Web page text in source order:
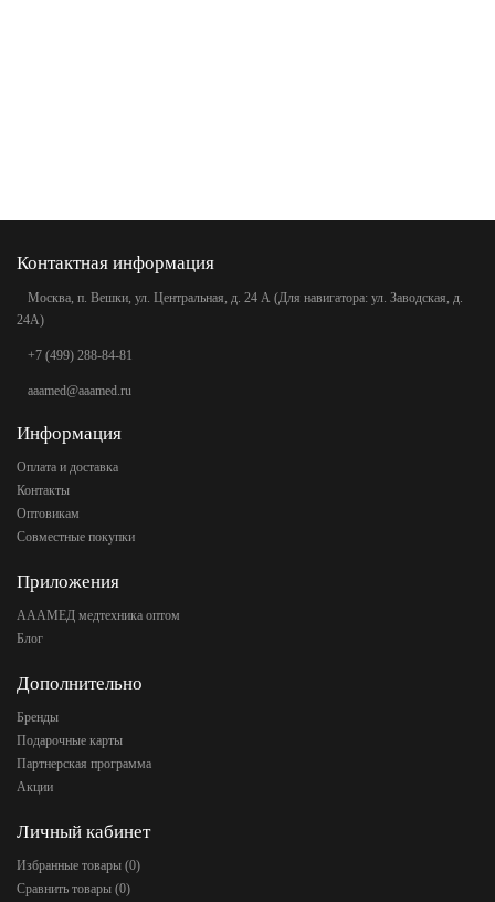
Контактная информация
Москва, п. Вешки, ул. Центральная, д. 24 А (Для навигатора: ул. Заводская, д.
24А)
+7 (499) 288-84-81
aaamed@aaamed.ru
Информация
Оплата и доставка
Контакты
Оптовикам
Совместные покупки
Приложения
АААМЕД медтехника оптом
Блог
Дополнительно
Бренды
Подарочные карты
Партнерская программа
Акции
Личный кабинет
Избранные товары (0)
Сравнить товары (0)